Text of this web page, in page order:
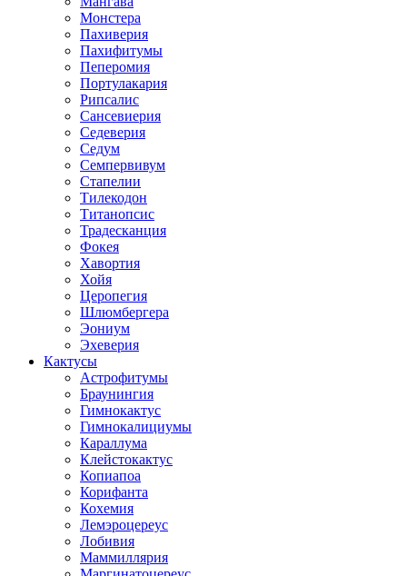
Монстера
Пахиверия
Пахифитумы
Пеперомия
Портулакария
Рипсалис
Сансевиерия
Седеверия
Седум
Семпервивум
Стапелии
Тилекодон
Титанопсис
Традесканция
Фокея
Хавортия
Хойя
Церопегия
Шлюмбергера
Эониум
Эхеверия
Кактусы
Астрофитумы
Браунингия
Гимнокактус
Гимнокалициумы
Караллума
Клейстокактус
Копиапоа
Корифанта
Кохемия
Лемэроцереус
Лобивия
Маммиллярия